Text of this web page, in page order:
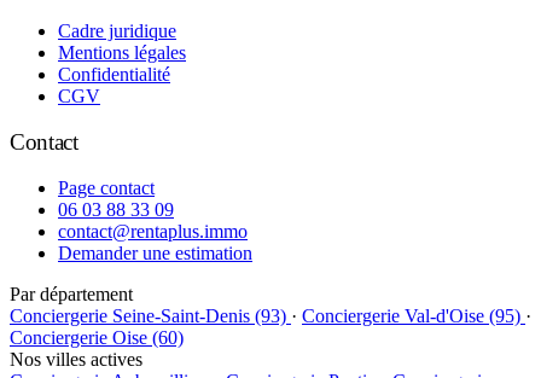
Cadre juridique
Mentions légales
Confidentialité
CGV
Contact
Page contact
06 03 88 33 09
contact@rentaplus.immo
Demander une estimation
Par département
Conciergerie Seine-Saint-Denis (93) · Conciergerie Val-d'Oise (95) ·
Conciergerie Oise (60)
Nos villes actives